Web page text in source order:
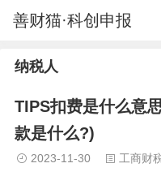
善财猫·科创申报
纳税人
TIPS扣费是什么意
款是什么?)
2023-11-30 工商财